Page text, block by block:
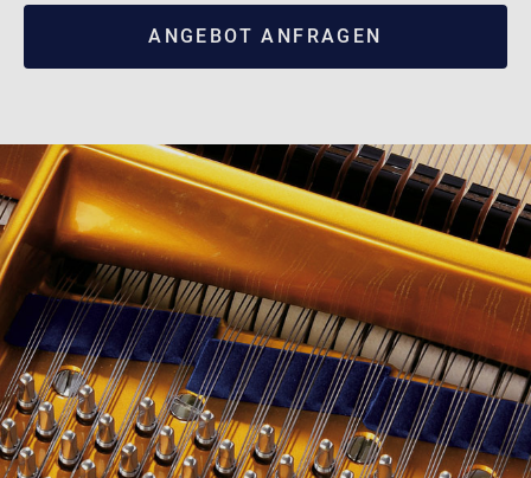
ANGEBOT ANFRAGEN